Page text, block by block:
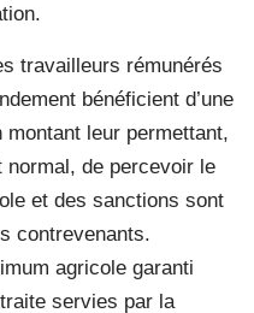
travailleurs rémunérés
bénéficient d’une
leur permettant,
normal, de percevoir le
et des sanctions sont
contrevenants.
agricole garanti
servies par la